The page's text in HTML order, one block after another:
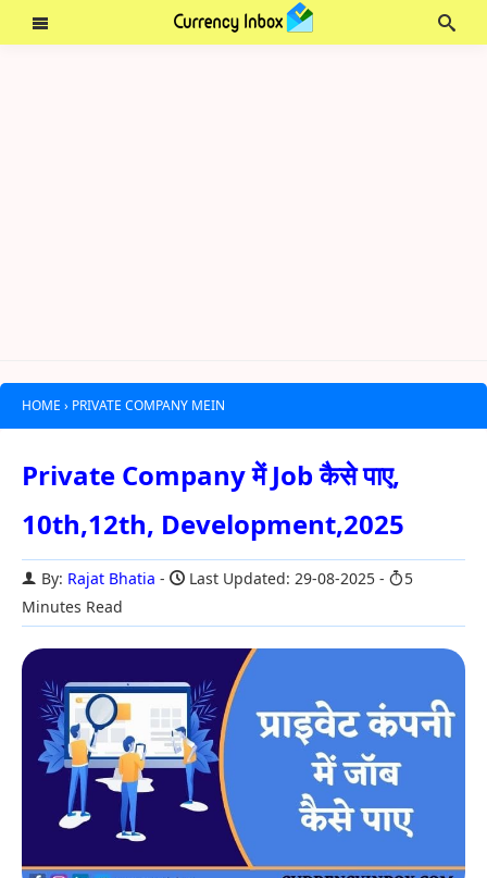
HOME › PRIVATE COMPANY MEIN
Private Company में Job कैसे पाए,
10th,12th, Development,2025
By: Rajat Bhatia Last Updated: 29-08-2025
5
Minutes Read